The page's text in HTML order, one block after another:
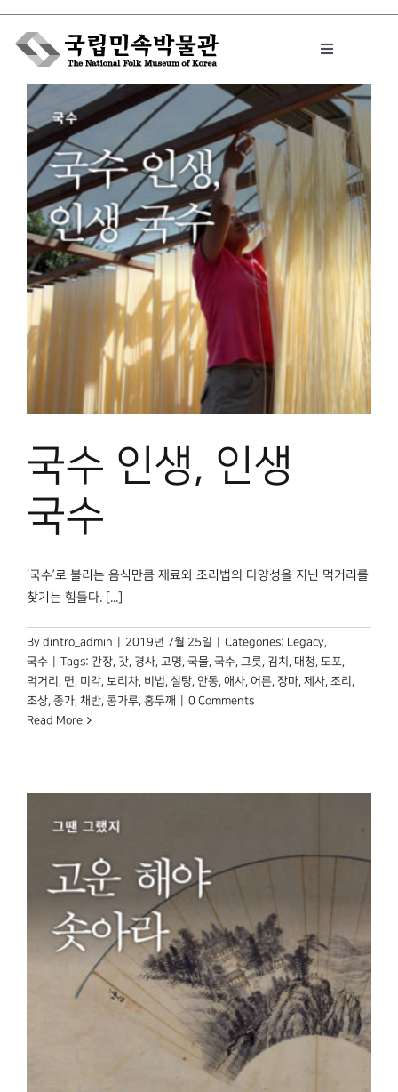
Skip
content
Toggle
박물관에서는
민속이야기
민속 인사이드
원문보기 PDF
박물관 홈페이지
국수 인생, 인생
국수
‘국수’로 불리는 음식만큼 재료와 조리법의 다양성을 지닌 먹거리를
찾기는 힘들다. [...]
By dintro_admin 2019년 7월 25일 Categories: Legacy,
국수
Tags: 간장, 갓, 경사, 고명, 국물, 국수, 그릇, 김치 , 대청, 도포,
먹거리 , 면, 미각, 보리차, 비법, 설탕, 안동, 애사, 어른, 장마, 제사, 조리 ,
조상, 종가, 채반, 콩가루, 홍두깨
0 Comments
Read More